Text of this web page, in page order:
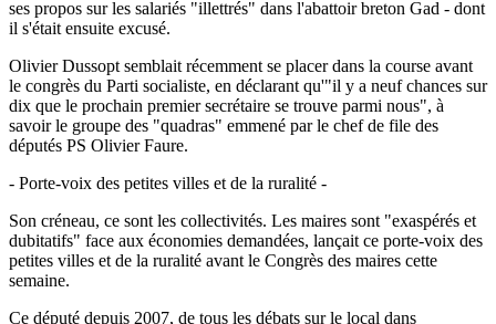
ses propos sur les salariés "illettrés" dans l'abattoir breton Gad - dont
il s'était ensuite excusé.
Olivier Dussopt semblait récemment se placer dans la course avant
le congrès du Parti socialiste, en déclarant qu'"il y a neuf chances sur
dix que le prochain premier secrétaire se trouve parmi nous", à
savoir le groupe des "quadras" emmené par le chef de file des
députés PS Olivier Faure.
- Porte-voix des petites villes et de la ruralité -
Son créneau, ce sont les collectivités. Les maires sont "exaspérés et
dubitatifs" face aux économies demandées, lançait ce porte-voix des
petites villes et de la ruralité avant le Congrès des maires cette
semaine.
Ce député depuis 2007, de tous les débats sur le local dans